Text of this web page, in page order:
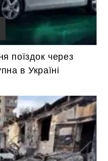
поїздок через
в Україні